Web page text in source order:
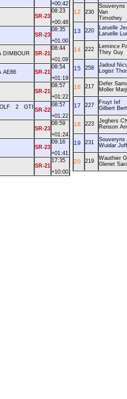
+00:42
SR-23
08:23
+00:48
SR-23
08:35
+01:00
DIMBOUR SR-21
08:44
+01:09
AE86 SR-21
08:54
+01:19
SR-21
08:57
+01:22
2 GTI SR-22
08:57
+01:22
SR-23
08:59
+01:24
SR-23
09:16
+01:41
SR-21
17:35
+10:00
12 230
Souveryns
Van
Timothey
13 220
Laruelle
Laruelle
14 222
Lemince
Thiry Guy
15 258
Jadoul
Logist
16 217
Defer
Moller
17 227
Fruyt Ief
Gilbert Bert
18 223
Jeghers
Renson
19 231
Souveryns
Wuidar
20 219
Wauthier
Glenet